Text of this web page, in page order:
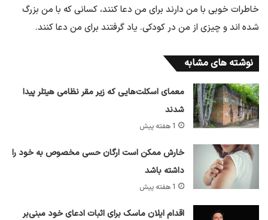
خاطرات خوبی با من دارند برای من دعا کنند، کسانی که با من بزرگ
شده اند و چیزی از من در کودکی. یاد گرفتند برای من دعا کنند.
نوشته های مشابه
معمای اسکلت‌هایی که زیر مقر نظامی هیتلر پیدا
شدند
1 هفته پیش
خارش ممکن است ارگان حسی مخصوص به خود را
داشته باشد
1 هفته پیش
اقدام ایلان ماسک برای اثبات ادعای خود مبنی‌بر